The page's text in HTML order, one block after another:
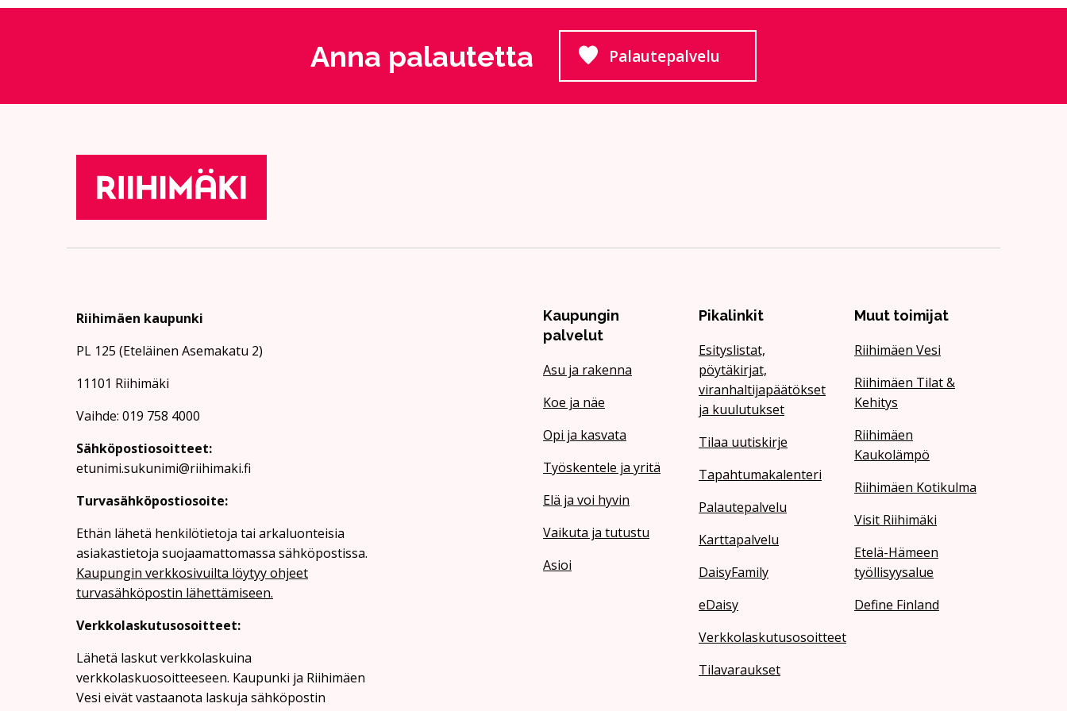
Anna palautetta Palautepalvelu
Siirtyy ulkoiselle sivustolle
Riihimäen kaupunki
PL 125 (Eteläinen Asemakatu 2)
11101 Riihimäki
Vaihde: 019 758 4000
Sähköpostiosoitteet:
etunimi.sukunimi@riihimaki.fi
Turvasähköpostiosoite:
Ethän lähetä henkilötietoja tai arkaluonteisia
asiakastietoja suojaamattomassa sähköpostissa.
Kaupungin verkkosivuilta löytyy ohjeet
turvasähköpostin lähettämiseen.
Verkkolaskutusosoitteet:
Lähetä laskut verkkolaskuina
verkkolaskuosoitteeseen. Kaupunki ja Riihimäen
Vesi eivät vastaanota laskuja sähköpostin
Kaupungin
palvelut
Asu ja rakenna
Koe ja näe
Opi ja kasvata
Työskentele ja yritä
Elä ja voi hyvin
Vaikuta ja tutustu
Asioi
Pikalinkit
Esityslistat,
pöytäkirjat,
viranhaltijapäätökset
ja kuulutukset
Tilaa uutiskirje
Tapahtumakalenteri
Palautepalvelu
Karttapalvelu
DaisyFamily
eDaisy
Verkkolaskutusosoitteet
Tilavaraukset
Muut toimijat
Riihimäen Vesi
Riihimäen Tilat &
Kehitys
Riihimäen
Kaukolämpö
Riihimäen Kotikulma
Visit Riihimäki
Etelä-Hämeen
työllisyysalue
Define Finland